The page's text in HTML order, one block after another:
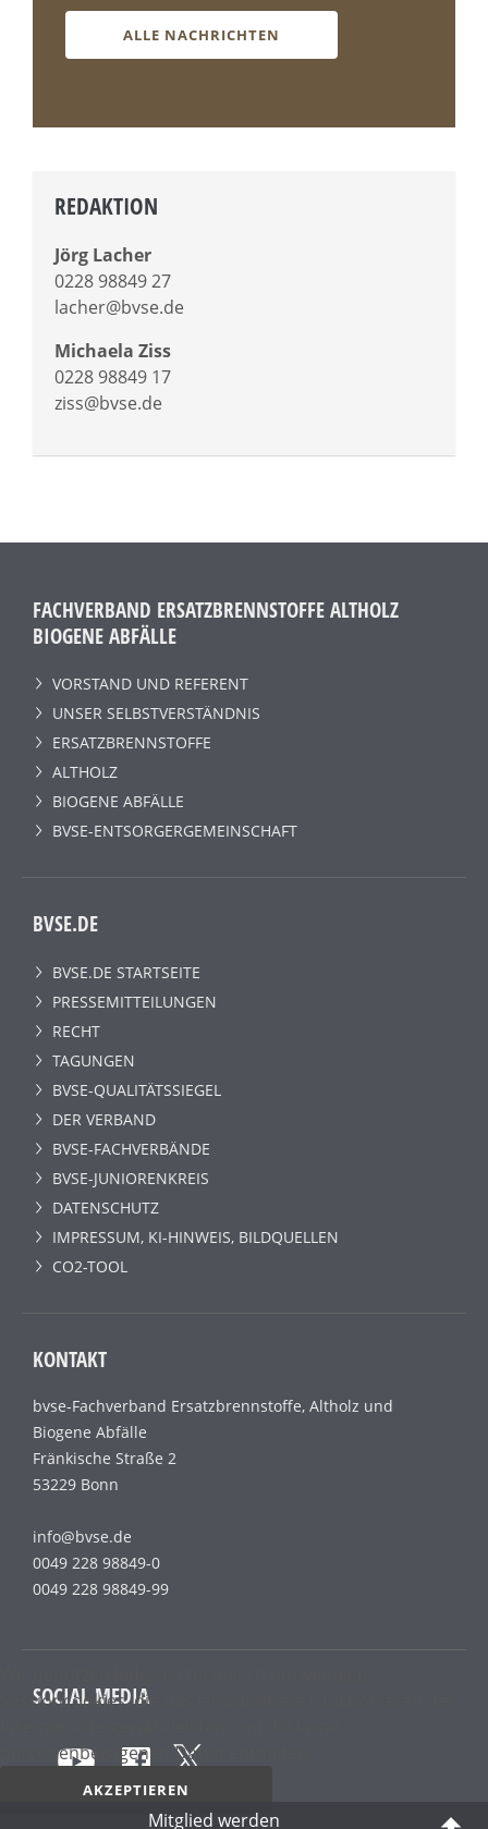
ALLE NACHRICHTEN
REDAKTION
Jörg Lacher
0228 98849 27
lacher@bvse.de
Michaela Ziss
0228 98849 17
ziss@bvse.de
FACHVERBAND ERSATZBRENNSTOFFE ALTHOLZ
BIOGENE ABFÄLLE
VORSTAND UND REFERENT
UNSER SELBSTVERSTÄNDNIS
ERSATZBRENNSTOFFE
ALTHOLZ
BIOGENE ABFÄLLE
BVSE-ENTSORGERGEMEINSCHAFT
BVSE.DE
BVSE.DE STARTSEITE
PRESSEMITTEILUNGEN
RECHT
TAGUNGEN
BVSE-QUALITÄTSSIEGEL
DER VERBAND
BVSE-FACHVERBÄNDE
BVSE-JUNIORENKREIS
DATENSCHUTZ
IMPRESSUM, KI-HINWEIS, BILDQUELLEN
CO2-TOOL
KONTAKT
bvse-Fachverband Ersatzbrennstoffe, Altholz und
Biogene Abfälle
Fränkische Straße 2
53229 Bonn
info@bvse.de
0049 228 98849-0
0049 228 98849-99
SOCIAL MEDIA
Mitglied werden
Sessioncookies, die das einwandfreie Funktionieren der
personenbezogenen Daten enthalten.
AKZEPTIEREN